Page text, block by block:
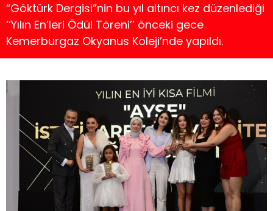
“Göktürk Dergisi”nin bu yıl altıncı kez düzenlediği
‘‘Yılın En’leri Ödül Töreni’’ önceki gece
Kemerburgaz Okyanus Koleji’nde yapıldı.